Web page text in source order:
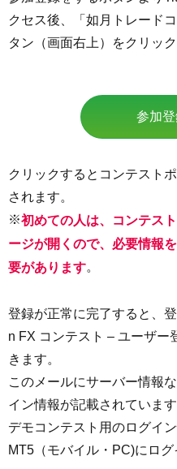
クセス後、「如月トレード
タン（画面右上）をクリック
参加
クリックするとコンテスト
されます。
※初めての人は、コンテス
ージが開くので、必要情報
要があります。
登録が正常に完了すると、
n FX コンテスト – ユーザー
きます。
このメールにサーバー情報
イン情報が記載されています
デモコンテスト用のログイ
MT5（モバイル・PC)にログ